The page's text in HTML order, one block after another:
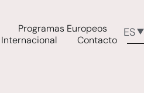
Programas Europeos
Contacto
ES